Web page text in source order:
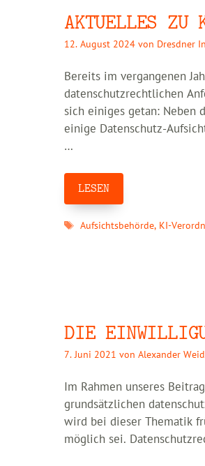
AKTUELLES ZU
12. August 2024 von Dresdner
Bereits im vergangenen
datenschutzrechtlichen
sich einiges getan: Neben
einige Datenschutz-
…
LESEN
Schlagwörter
Aufsichtsbehörde, KI-
DIE
7. Juni 2021 von Alexander
Im Rahmen unseres
grundsätzlichen
wird bei dieser Thematik
möglich sei.